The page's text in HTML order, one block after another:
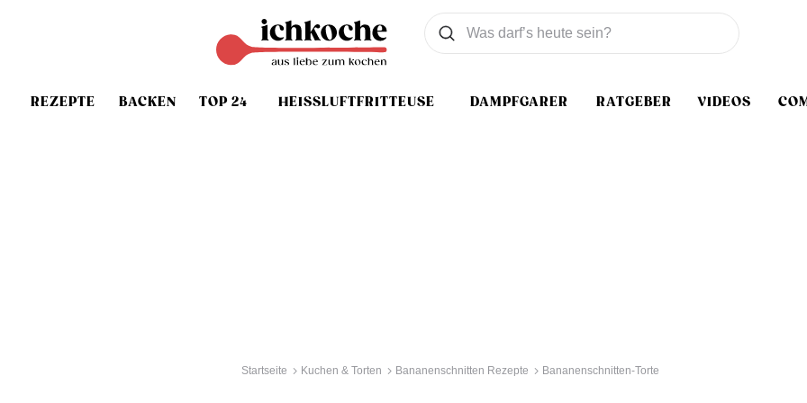
REZEPTE BACKEN TOP 24 HEISSLUFTFRITTEUSE DAMPFGARER RATGEBER VIDEOS
Was wollen Sie suchen
Suchen
Startseite Kuchen & Torten Bananenschnitten Rezepte Bananenschnitten-Torte